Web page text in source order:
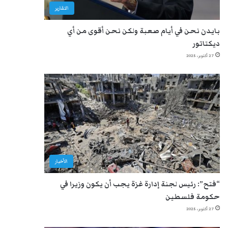
التقارير
بايدن نحن في أيام صعبة ولكن نحن أقوى من أي
ديكتاتور
27 أكتوبر، 2025
الأخبار
“فتح”: رئيس لجنة إدارة غزة يجب أن يكون وزيرا في
حكومة فلسطين
27 أكتوبر، 2025